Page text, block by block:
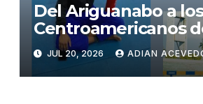
Del Ariguanabo a los
Centroamericanos
Domingo
JUL 20, 2026 ADIAN